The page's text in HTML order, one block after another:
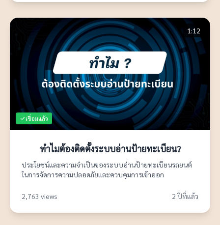
1:12
เชื่อมแล้ว
ทำไมต้องติดตั้งระบบอ่านป้ายทะเบียน?
ประโยชน์และความจำเป็นของระบบอ่านป้ายทะเบียนรถยนต์
ในการจัดการความปลอดภัยและควบคุมการเข้าออก
2,763 views 2 ปีที่แล้ว